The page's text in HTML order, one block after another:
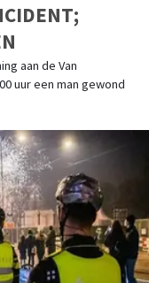
aan de Van
uur een man gewond